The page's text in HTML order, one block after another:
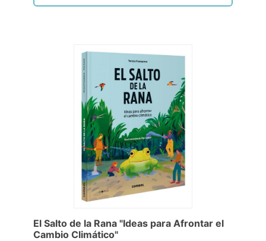
El Salto de la Rana "Ideas para Afrontar el
Cambio Climático"